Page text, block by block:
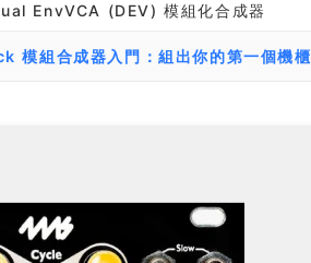
EnvVCA (DEV) 模組化合成器
模組合成器入門：組出你的第一個機櫃